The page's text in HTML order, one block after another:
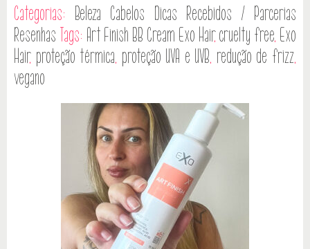
Categorias: Beleza Cabelos Dicas Recebidos / Parcerias
Resenhas Tags: Art Finish BB Cream Exo Hair,cruelty free, Exo
Hair, proteção térmica, proteção UVA e UVB, redução de frizz,
vegano